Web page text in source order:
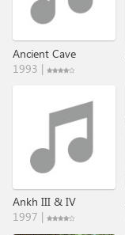
Ancient Cave
1993 |
Ankh III & IV
1997 |